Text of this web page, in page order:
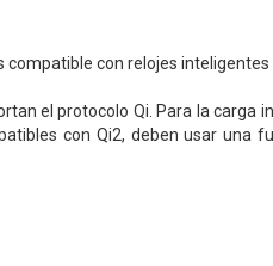
compatible con relojes
el protocolo Qi. Para la carga
con Qi2, deben usar una